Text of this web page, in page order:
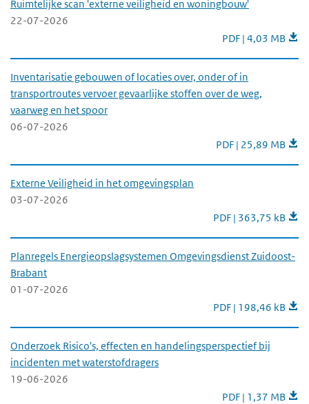
Ruimtelijke scan 'externe veiligheid en woningbouw'
22-07-2026
Ruimtelijke scan
PDF | 4,03 MB
Inventarisatie gebouwen of locaties over, onder of in
transportroutes vervoer gevaarlijke stoffen over de weg,
vaarweg en het spoor
06-07-2026
Inventarisatie
PDF | 25,89 MB
Externe Veiligheid in het omgevingsplan
03-07-2026
Externe Veiligheid
PDF | 363,75 kB
Planregels Energieopslagsystemen Omgevingsdienst Zuidoost-
Brabant
01-07-2026
Planregels
PDF | 198,46 kB
Onderzoek Risico's, effecten en handelingsperspectief bij
incidenten met waterstofdragers
19-06-2026
Onderzoek
PDF | 1,37 MB